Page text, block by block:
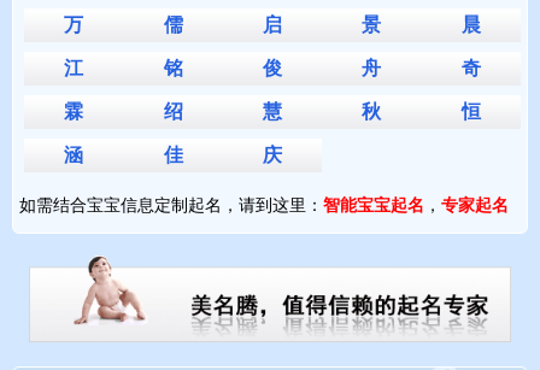
万 儒 启 景 晨
江 铭 俊 舟 奇
霖 绍 慧 秋 恒
涵 佳 庆
如需结合宝宝信息定制起名，请到这里： 智能宝宝起名 ， 专家起名